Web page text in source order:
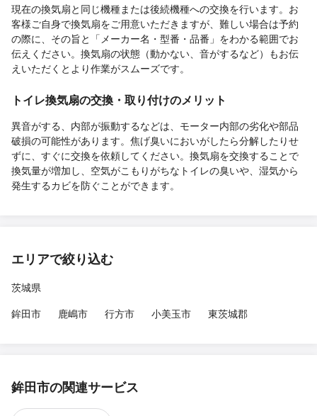
現在の換気扇と同じ機種または後続機種への交換を行います。お
客様ご自身で換気扇をご用意いただきますが、難しい場合は予約
の際に、その旨と「メーカー名・型番・品番」をわかる範囲でお
伝えください。換気扇の状態（動かない、音がするなど）もお伝
えいただくとより作業がスムーズです。
トイレ換気扇の交換・取り付けのメリット
異音がする、内部が振動するなどは、モーター内部の劣化や部品
破損の可能性があります。焦げ臭いにおいがしたら分解したりせ
ずに、すぐに交換を依頼してください。換気扇を交換することで
換気量が増加し、空気がこもりがちなトイレの臭いや、湿気から
発生するカビを防ぐことができます。
エリアで絞り込む
茨城県
鉾田市
鹿嶋市 行方市 小美玉市 東茨城郡
鉾田市の関連サービス